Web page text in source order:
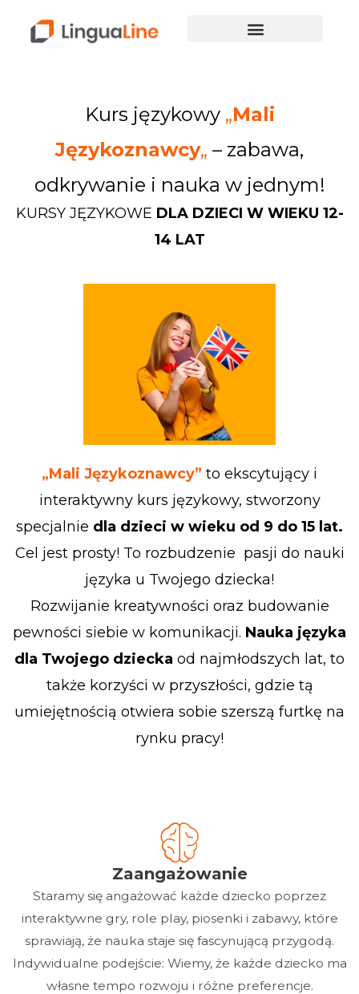
Kurs językowy „Mali
Językoznawcy„ – zabawa,
odkrywanie i nauka w jednym!
KURSY JĘZYKOWE DLA DZIECI W WIEKU 12-
14 LAT
„Mali Językoznawcy” to ekscytujący i
interaktywny kurs językowy, stworzony
specjalnie dla dzieci w wieku od 9 do 15 lat.
Cel jest prosty! To rozbudzenie pasji do nauki
języka u Twojego dziecka!
Rozwijanie kreatywności oraz budowanie
pewności siebie w komunikacji. Nauka języka
dla Twojego dziecka od najmłodszych lat, to
także korzyści w przyszłości, gdzie tą
umiejętnością otwiera sobie szerszą furtkę na
rynku pracy!
Zaangażowanie
Staramy się angażować każde dziecko poprzez
interaktywne gry, role play, piosenki i zabawy, które
sprawiają, że nauka staje się fascynującą przygodą.
Indywidualne podejście: Wiemy, że każde dziecko ma
własne tempo rozwoju i różne preferencje.